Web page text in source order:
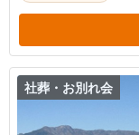
社葬・お別れ会